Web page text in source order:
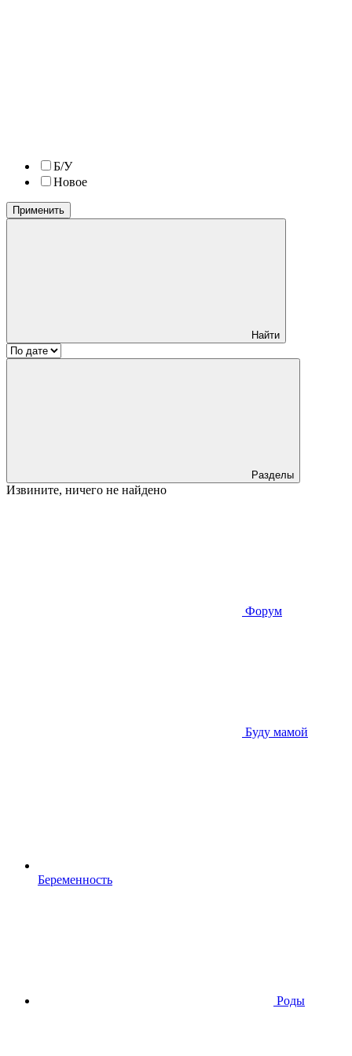
Б/У
Новое
Применить
Найти
Разделы
Извините, ничего не найдено
Форум
Буду мамой
Беременность
Роды